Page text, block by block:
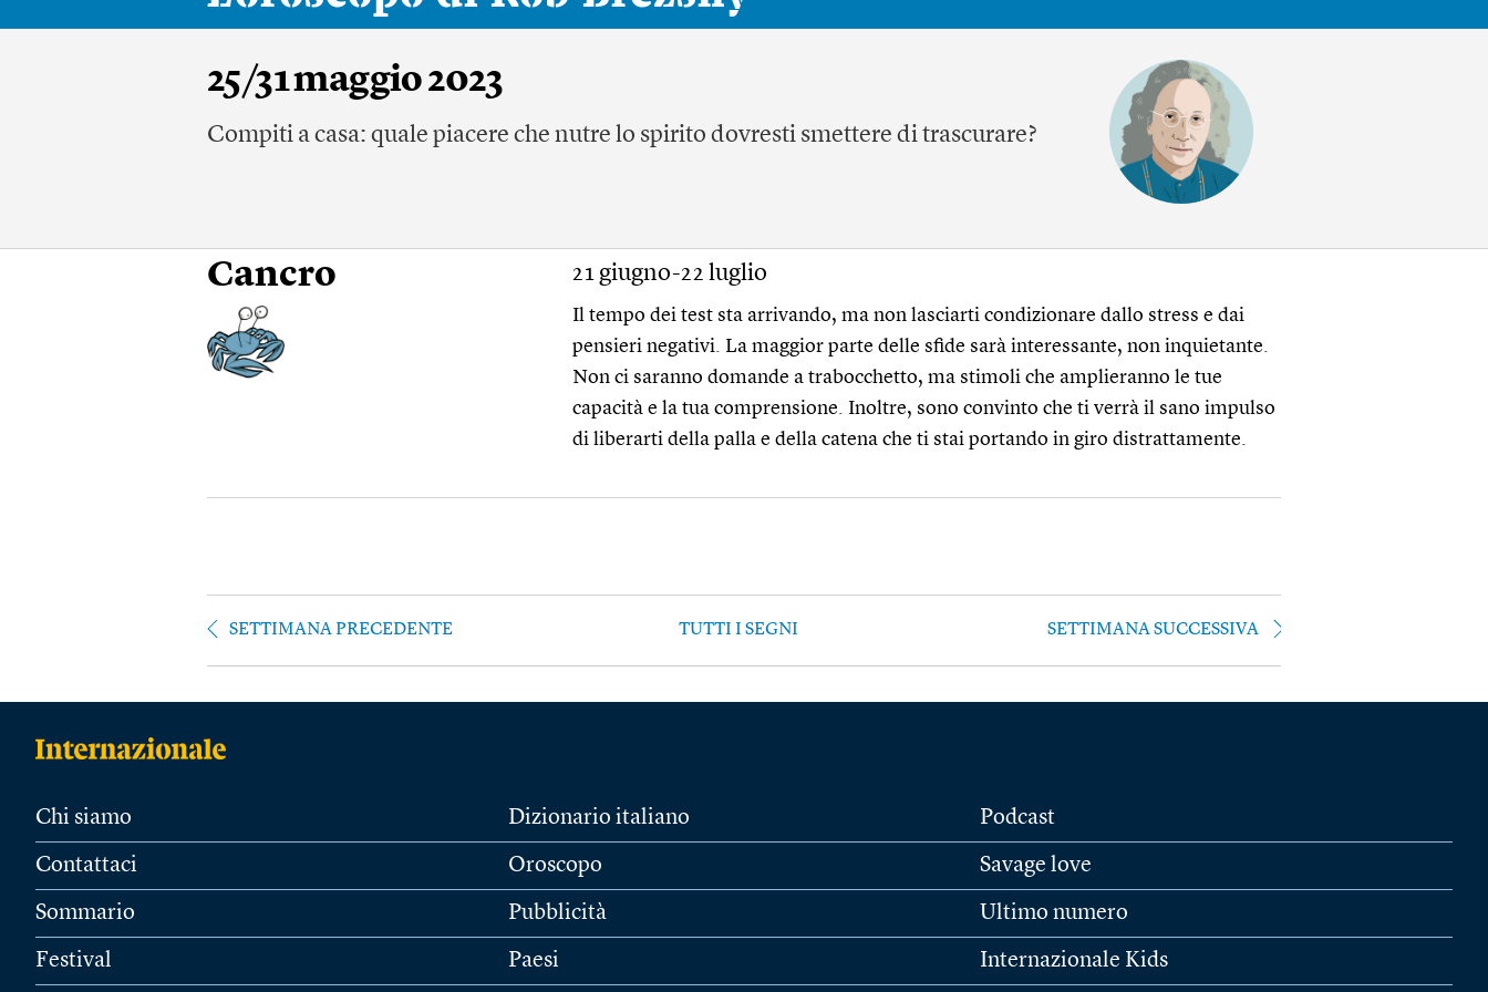
25/31 maggio 2023
Compiti a casa: quale piacere che nutre lo spirito dovresti smettere di trascurare?
Cancro 21 giugno-22 luglio
Il tempo dei test sta arrivando, ma non lasciarti condizionare dallo stress e dai
pensieri negativi. La maggior parte delle sfide sarà interessante, non inquietante.
Non ci saranno domande a trabocchetto, ma stimoli che amplieranno le tue
capacità e la tua comprensione. Inoltre, sono convinto che ti verrà il sano impulso
di liberarti della palla e della catena che ti stai portando in giro distrattamente.
SETTIMANA PRECEDENTE TUTTI I SEGNI SETTIMANA SUCCESSIVA
Chi siamo
Contattaci
Sommario
Festival
Dizionario italiano
Oroscopo
Pubblicità
Paesi
Podcast
Savage love
Ultimo numero
Internazionale Kids